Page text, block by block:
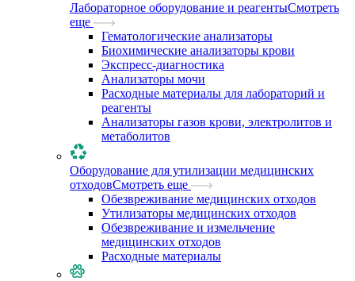
Лабораторное оборудование и реагентыСмотреть
еще
Гематологические анализаторы
Биохимические анализаторы крови
Экспресс-диагностика
Анализаторы мочи
Расходные материалы для лабораторий и
реагенты
Анализаторы газов крови, электролитов и
метаболитов
Оборудование для утилизации медицинских
отходовСмотреть еще
Обезвреживание медицинских отходов
Утилизаторы медицинских отходов
Обезвреживание и измельчение
медицинских отходов
Расходные материалы